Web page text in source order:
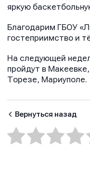
яркую
Благодарим ГБОУ
гостеприимство и
На следующей
пройдут в
Торезе, Мариуполе.
Вернуться назад